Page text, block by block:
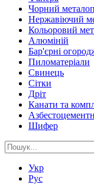
Чорний
Нержавіючий
Кольоровий
Алюміній
Бар'єрні
Пиломатеріали
Cвинець
Сітки
Дріт
Канати та
Шифер
Укр
Рус